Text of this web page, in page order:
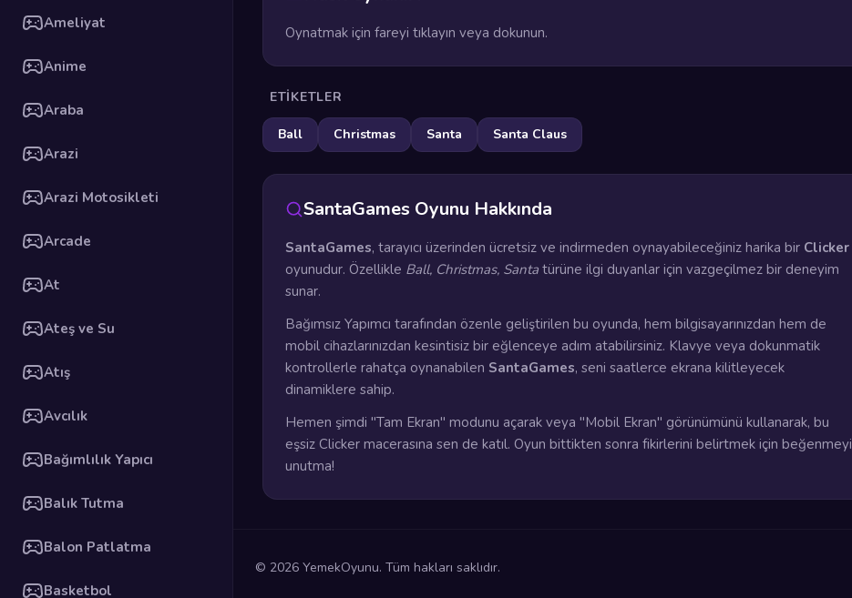
Ameliyat
Anime
Araba
Arazi
Arazi Motosikleti
Arcade
At
Ateş ve Su
Atış
Avcılık
Bağımlılık Yapıcı
Balık Tutma
Balon Patlatma
Basketbol
Oynatmak için fareyi tıklayın veya dokunun.
ETIKETLER
Ball Christmas Santa Santa Claus
SantaGames Oyunu Hakkında
SantaGames, tarayıcı üzerinden ücretsiz ve indirmeden oynayabileceğiniz harika bir Clicker
oyunudur. Özellikle Ball, Christmas, Santa türüne ilgi duyanlar için vazgeçilmez bir deneyim
sunar.
Bağımsız Yapımcı tarafından özenle geliştirilen bu oyunda, hem bilgisayarınızdan hem de
mobil cihazlarınızdan kesintisiz bir eğlenceye adım atabilirsiniz. Klavye veya dokunmatik
kontrollerle rahatça oynanabilen SantaGames, seni saatlerce ekrana kilitleyecek
dinamiklere sahip.
Hemen şimdi "Tam Ekran" modunu açarak veya "Mobil Ekran" görünümünü kullanarak, bu
eşsiz Clicker macerasına sen de katıl. Oyun bittikten sonra fikirlerini belirtmek için beğenmeyi
unutma!
© 2026 YemekOyunu. Tüm hakları saklıdır.